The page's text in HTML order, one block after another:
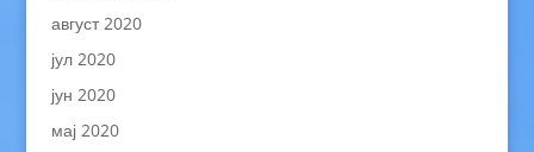
август 2020
јул 2020
јун 2020
мај 2020